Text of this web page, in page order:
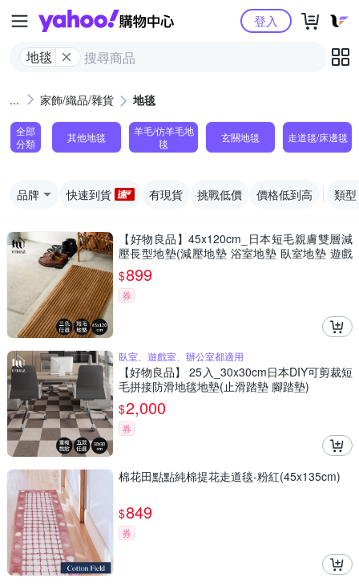
Yahoo購物中心
地毯
登入
家飾/織品/雜貨 地毯
全部
分類
其他地毯
羊毛/仿羊毛地
毯
玄關地毯 走道毯/床邊毯
品牌 快速到貨 有現貨 挑戰低價 價格低到高 類型
【好物良品】45x120cm_日本短毛親膚雙層減
壓長型地墊(減壓地墊 浴室地墊 臥室地墊 遊戲
墊 客廳地墊 地毯)
$899
券
臥室、遊戲室、辦公室都適用
【好物良品】 25入_30x30cm日本DIY可剪裁短
毛拼接防滑地毯地墊(止滑踏墊 腳踏墊)
$2,000
券
棉花田點點純棉提花走道毯-粉紅(45x135cm)
$849
券